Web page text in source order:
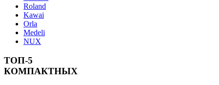
Roland
Kawai
Orla
Medeli
NUX
ТОП-5
КОМПАКТНЫХ